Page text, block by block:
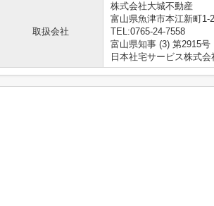
取扱会社
株式会社大城不動産
富山県魚津市本江新町1-
TEL:0765-24-7558
富山県知事 (3) 第2915号
日本社宅サービス株式